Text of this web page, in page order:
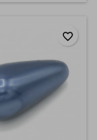
favorite_border